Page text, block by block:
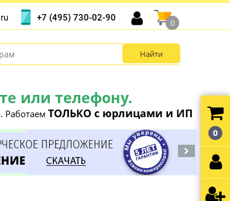
или телефону.
Работаем ТОЛЬКО с юрлицами и ИП
+7 (495) 730-02-90
0
0